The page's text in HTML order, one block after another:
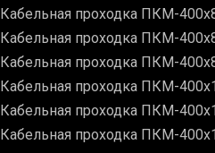
Кабельная проходка ПКМ-
Кабельная проходка ПКМ-
Кабельная проходка ПКМ-
Кабельная проходка ПКМ-
Кабельная проходка ПКМ-
Кабельная проходка ПКМ-